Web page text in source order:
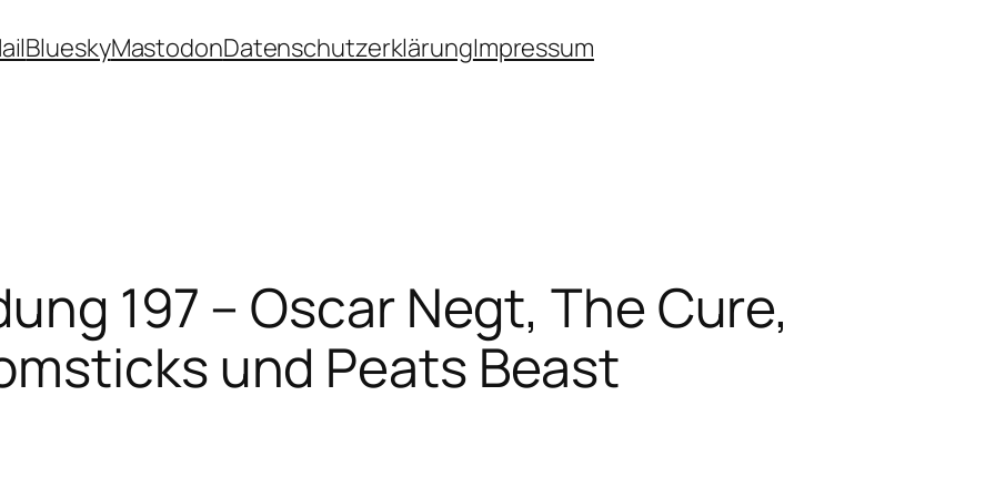
BlueskyMastodonDatenschutzerklärungImpressum
197 – Oscar Negt, The Cure,
und Peats Beast